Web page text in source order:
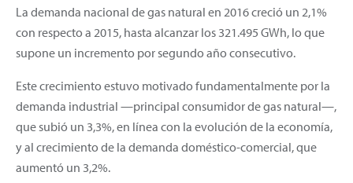
La demanda nacional de gas natural en 2016 creció un 2,1%
con respecto a 2015, hasta alcanzar los 321.495 GWh, lo que
supone un incremento por segundo año consecutivo.
Este crecimiento estuvo motivado fundamentalmente por la
demanda industrial —principal consumidor de gas natural—,
que subió un 3,3%, en línea con la evolución de la economía,
y al crecimiento de la demanda doméstico-comercial, que
aumentó un 3,2%.